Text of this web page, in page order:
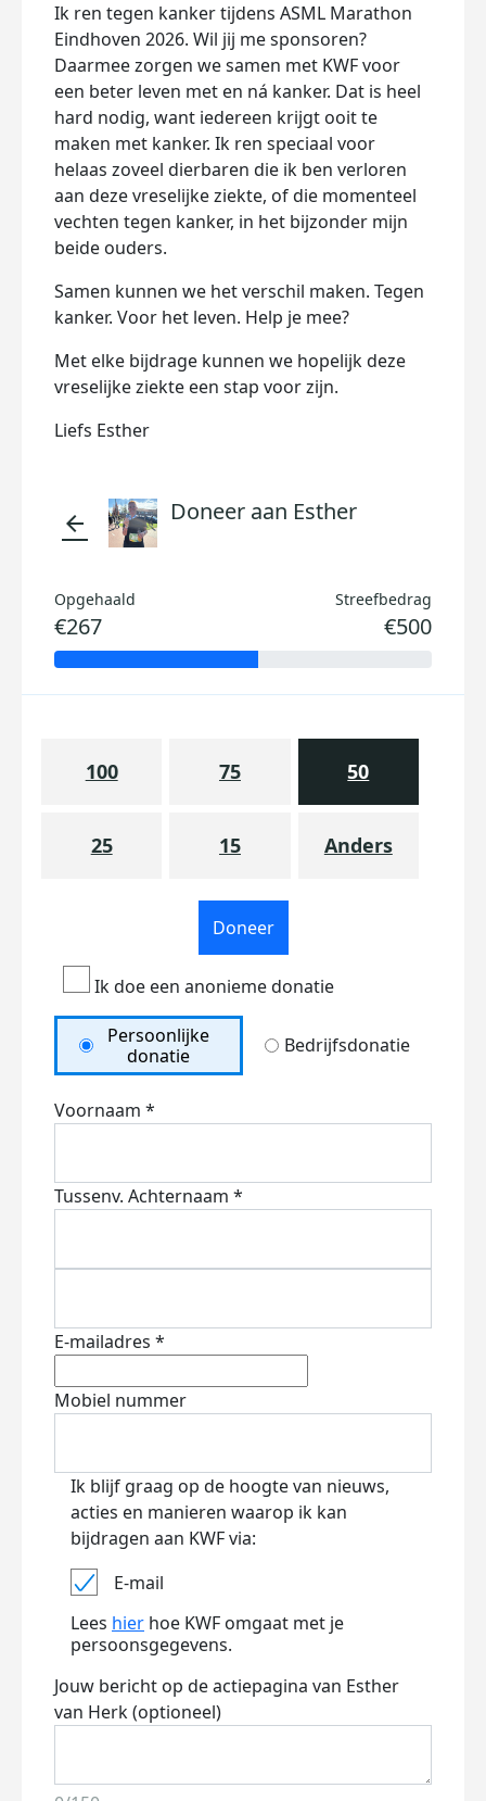
Ik ren tegen kanker tijdens ASML Marathon
Eindhoven 2026. Wil jij me sponsoren?
Daarmee zorgen we samen met KWF voor
een beter leven met en ná kanker. Dat is heel
hard nodig, want iedereen krijgt ooit te
maken met kanker. Ik ren speciaal voor
helaas zoveel dierbaren die ik ben verloren
aan deze vreselijke ziekte, of die momenteel
vechten tegen kanker, in het bijzonder mijn
beide ouders.
Samen kunnen we het verschil maken. Tegen
kanker. Voor het leven. Help je mee?
Met elke bijdrage kunnen we hopelijk deze
vreselijke ziekte een stap voor zijn.
Liefs Esther
arrow_back Doneer aan Esther
Opgehaald
€267
Streefbedrag
€500
100 75 50
25 15 Anders
Doneer
Ik doe een anonieme donatie
Persoonlijke
donatie
Bedrijfsdonatie
Voornaam *
Tussenv. Achternaam *
E-mailadres *
Mobiel nummer
Ik blijf graag op de hoogte van nieuws,
acties en manieren waarop ik kan
bijdragen aan KWF via:
E-mail
Lees hier hoe KWF omgaat met je
persoonsgegevens.
Jouw bericht op de actiepagina van Esther
van Herk (optioneel)